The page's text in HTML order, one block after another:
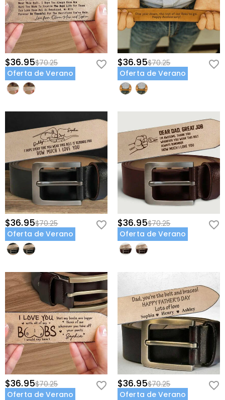
$36.95$70.25
Oferta de Verano
$36.95$70.25
Oferta de Verano
$36.95$70.25
Oferta de Verano
$36.95$70.25
Oferta de Verano
$36.95$70.25
Oferta de Verano
$36.95$70.25
Oferta de Verano